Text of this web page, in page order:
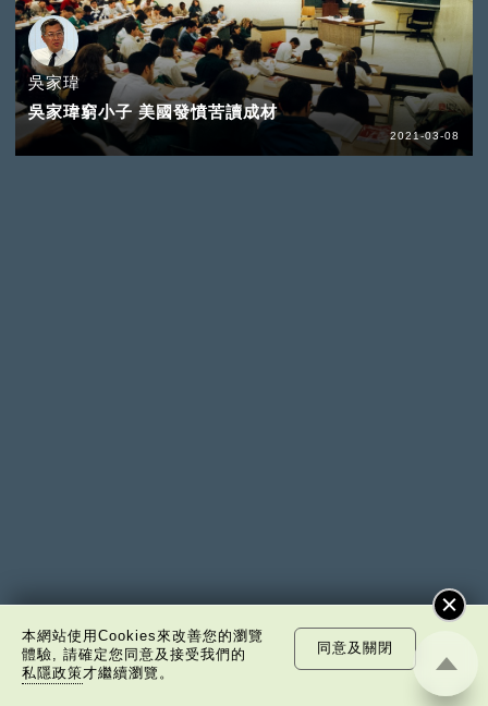
吳家瑋
吳家瑋窮小子 美國發憤苦讀成材
2021-03-08
本網站使用Cookies來改善您的瀏覽
體驗, 請確定您同意及接受我們的
私隱政策才繼續瀏覽。
同意及關閉